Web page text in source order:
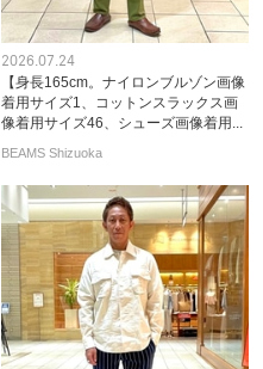
2026.07.24
【身長165cm。ナイロンブルゾン画像
着用サイズ1、コットンスラックス画
像着用サイズ46、シューズ画像着用...
BEAMS Shizuoka